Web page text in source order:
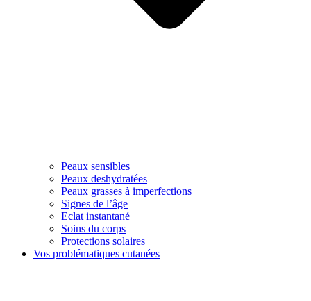
Peaux sensibles
Peaux deshydratées
Peaux grasses à imperfections
Signes de l’âge
Eclat instantané
Soins du corps
Protections solaires
Vos problématiques cutanées